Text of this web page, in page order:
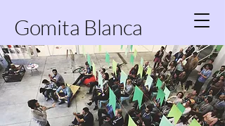
Gomita Blanca